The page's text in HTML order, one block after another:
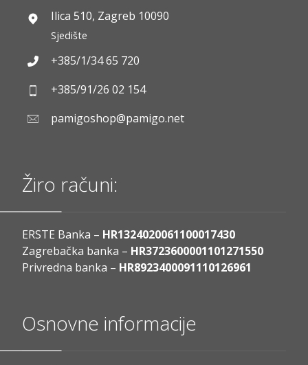
Ilica 510, Zagreb 10090
Sjedište
+385/1/34 65 720
+385/91/26 02 154
pamigoshop@pamigo.net
Žiro računi:
ERSTE Banka – HR1324020061100017430
Zagrebačka banka – HR3723600001101271550
Privredna banka – HR8923400091110126961
Osnovne informacije